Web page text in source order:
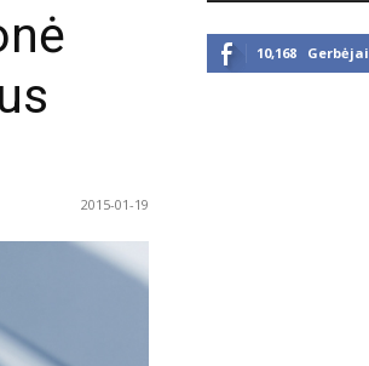
2015-01-19
10,168 Gerbėjai